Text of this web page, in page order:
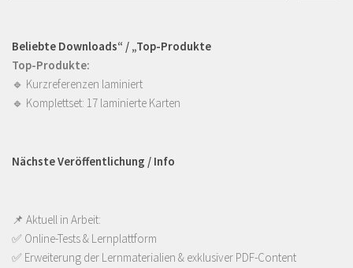
Beliebte Downloads“ / „Top-Produkte
Top-Produkte:
🔹 Kurzreferenzen laminiert
🔹 Komplettset: 17 laminierte Karten
Nächste Veröffentlichung / Info
📌 Aktuell in Arbeit:
✅ Online-Tests & Lernplattform
✅ Erweiterung der Lernmaterialien & exklusiver PDF-Content